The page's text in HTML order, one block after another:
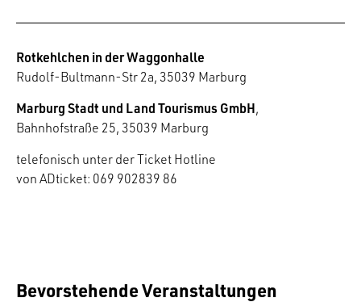
Rotkehlchen in der Waggonhalle
Rudolf-Bultmann-Str 2a, 35039 Marburg
Marburg Stadt und Land Tourismus GmbH,
Bahnhofstraße 25, 35039 Marburg
telefonisch unter der Ticket Hotline
von ADticket: 069 902839 86
Bevorstehende Veranstaltungen